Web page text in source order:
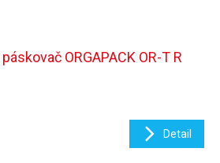
ORGAPACK OR-T R
Detail